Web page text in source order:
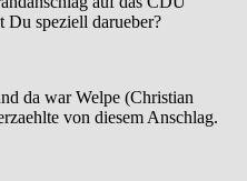
Du speziell darueber?
da war Welpe (Christian
von diesem Anschlag.